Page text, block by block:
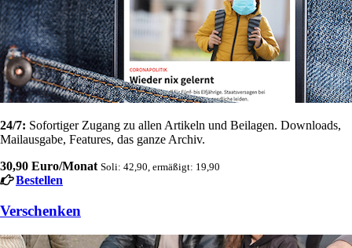
24/7: Sofortiger Zugang zu allen Artikeln und Beilagen. Downloads,
Mailausgabe, Features, das ganze Archiv.
30,90 Euro/Monat Soli: 42,90, ermäßigt: 19,90
Bestellen
Verschenken